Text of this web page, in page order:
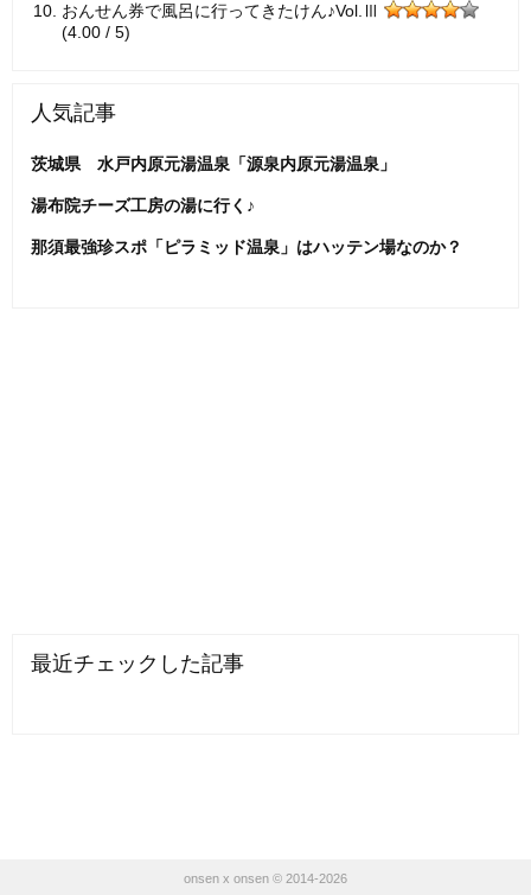
おんせん券で風呂に行ってきたけん♪Vol.Ⅲ
(4.00 / 5)
人気記事
茨城県 水戸内原元湯温泉「源泉内原元湯温泉」
湯布院チーズ工房の湯に行く♪
那須最強珍スポ「ピラミッド温泉」はハッテン場なのか？
最近チェックした記事
onsen x onsen © 2014-2026